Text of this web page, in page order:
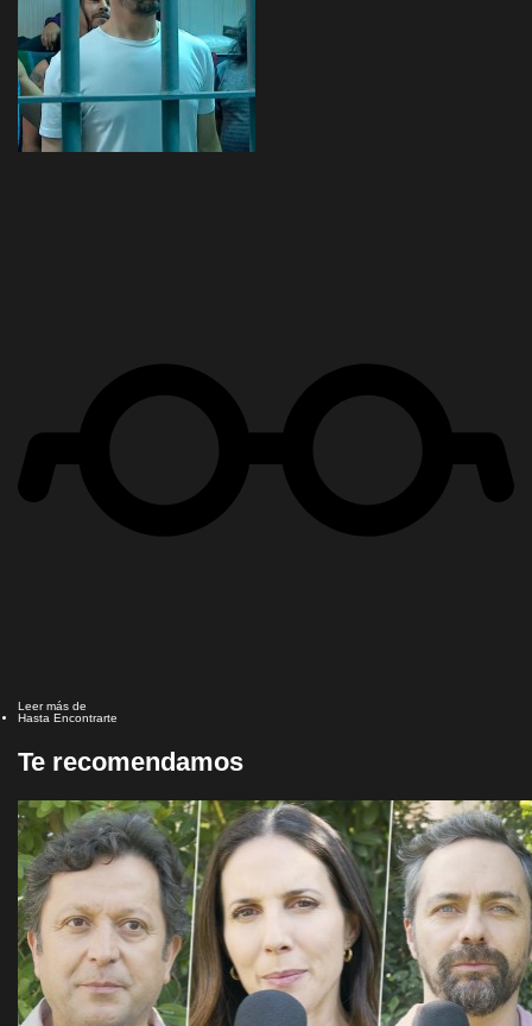
Leer más de
Hasta Encontrarte
Te recomendamos